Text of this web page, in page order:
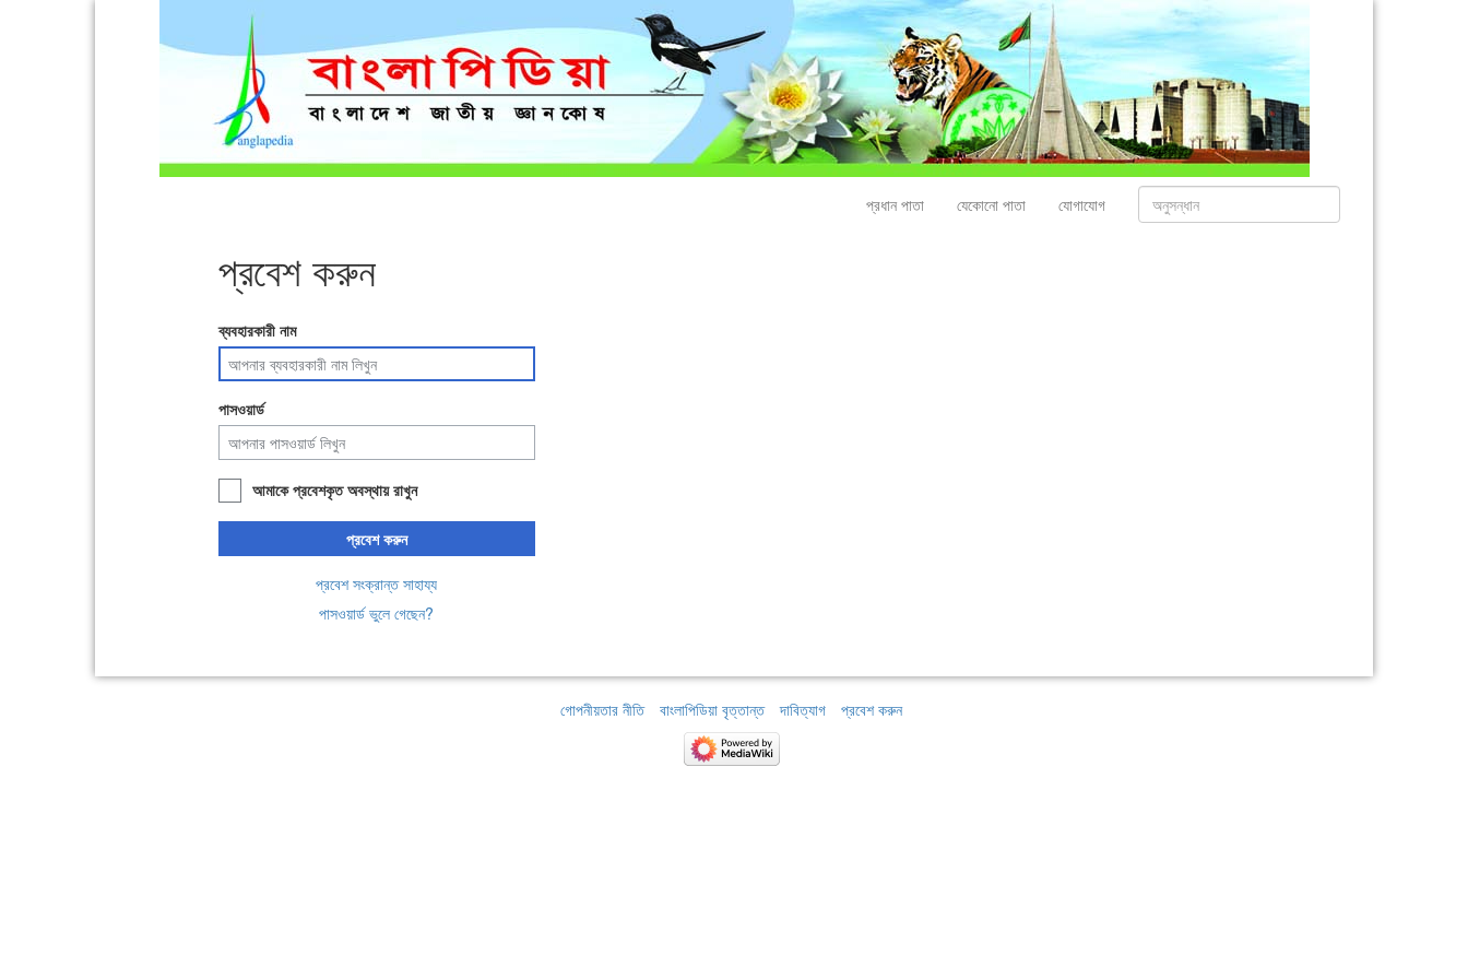
প্রধান পাতা যেকোনো পাতা যোগাযোগ
প্রবেশ করুন
ব্যবহারকারী নাম
পাসওয়ার্ড
আমাকে প্রবেশকৃত অবস্থায় রাখুন
প্রবেশ করুন
প্রবেশ সংক্রান্ত সাহায্য
পাসওয়ার্ড ভুলে গেছেন?
গোপনীয়তার নীতি বাংলাপিডিয়া বৃত্তান্ত দাবিত্যাগ প্রবেশ করুন